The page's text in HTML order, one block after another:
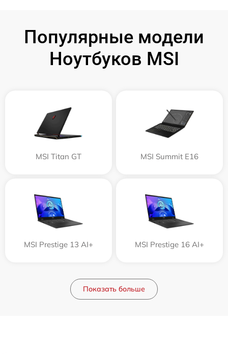
Популярные модели
Ноутбуков MSI
MSI Titan GT MSI Summit E16
MSI Prestige 13 AI+ MSI Prestige 16 AI+
Показать больше